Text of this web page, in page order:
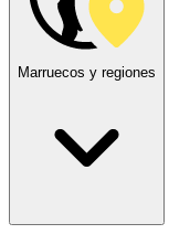
Marruecos y regiones